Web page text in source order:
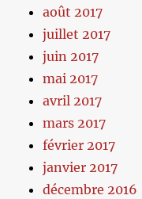
août 2017
juillet 2017
juin 2017
mai 2017
avril 2017
mars 2017
février 2017
janvier 2017
décembre 2016